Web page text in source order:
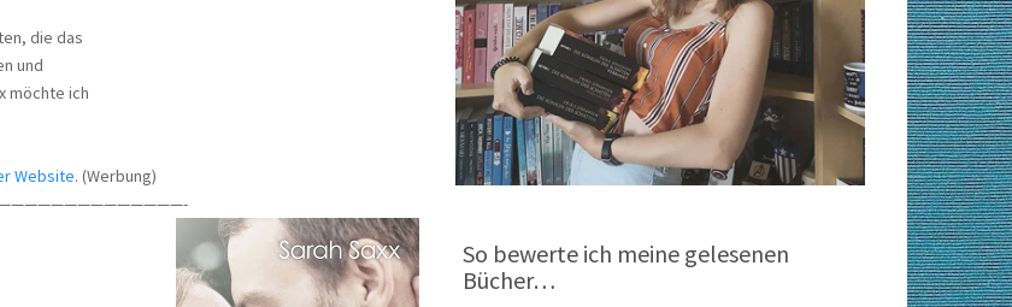
die das
und
möchte ich
Website. (Werbung)
So bewerte ich meine gelesenen
Bücher…